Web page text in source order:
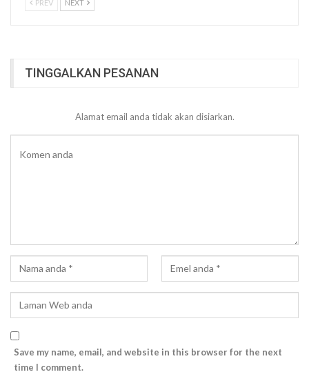
PREV NEXT
TINGGALKAN PESANAN
Alamat email anda tidak akan disiarkan.
Save my name, email, and website in this browser for the next
time I comment.